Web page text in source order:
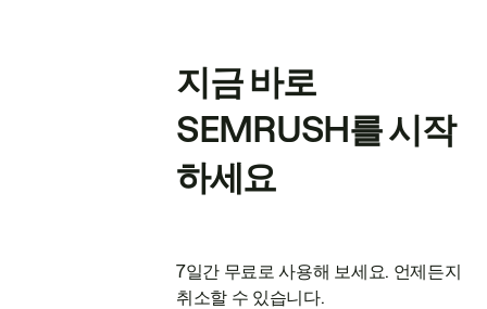
지금 바로
SEMRUSH를 시작
하세요
7일간 무료로 사용해 보세요. 언제든지
취소할 수 있습니다.